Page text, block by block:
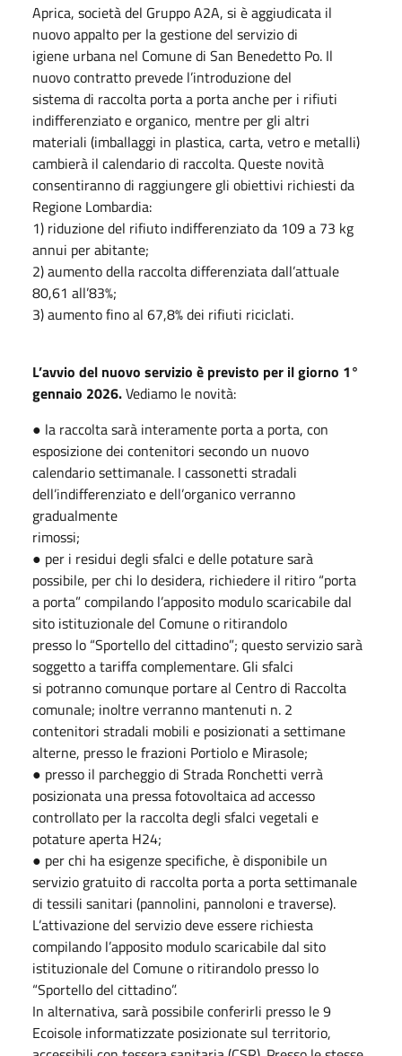
Aprica, società del Gruppo A2A, si è aggiudicata il
nuovo appalto per la gestione del servizio di
igiene urbana nel Comune di San Benedetto Po. Il
nuovo contratto prevede l’introduzione del
sistema di raccolta porta a porta anche per i rifiuti
indifferenziato e organico, mentre per gli altri
materiali (imballaggi in plastica, carta, vetro e metalli)
cambierà il calendario di raccolta. Queste novità
consentiranno di raggiungere gli obiettivi richiesti da
Regione Lombardia:
1) riduzione del rifiuto indifferenziato da 109 a 73 kg
annui per abitante;
2) aumento della raccolta differenziata dall’attuale
80,61 all’83%;
3) aumento fino al 67,8% dei rifiuti riciclati.
L’avvio del nuovo servizio è previsto per il giorno 1°
gennaio 2026.Vediamo le novità:
● la raccolta sarà interamente porta a porta, con
esposizione dei contenitori secondo un nuovo
calendario settimanale. I cassonetti stradali
dell’indifferenziato e dell’organico verranno
gradualmente
rimossi;
● per i residui degli sfalci e delle potature sarà
possibile, per chi lo desidera, richiedere il ritiro “porta
a porta” compilando l’apposito modulo scaricabile dal
sito istituzionale del Comune o ritirandolo
presso lo “Sportello del cittadino”; questo servizio sarà
soggetto a tariffa complementare. Gli sfalci
si potranno comunque portare al Centro di Raccolta
comunale; inoltre verranno mantenuti n. 2
contenitori stradali mobili e posizionati a settimane
alterne, presso le frazioni Portiolo e Mirasole;
● presso il parcheggio di Strada Ronchetti verrà
posizionata una pressa fotovoltaica ad accesso
controllato per la raccolta degli sfalci vegetali e
potature aperta H24;
● per chi ha esigenze specifiche, è disponibile un
servizio gratuito di raccolta porta a porta settimanale
di tessili sanitari (pannolini, pannoloni e traverse).
L’attivazione del servizio deve essere richiesta
compilando l’apposito modulo scaricabile dal sito
istituzionale del Comune o ritirandolo presso lo
“Sportello del cittadino”.
In alternativa, sarà possibile conferirli presso le 9
Ecoisole informatizzate posizionate sul territorio,